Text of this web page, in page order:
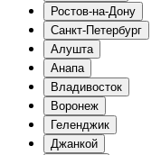
Ростов-на-Дону
Санкт-Петербург
Алушта
Анапа
Владивосток
Воронеж
Геленджик
Джанкой